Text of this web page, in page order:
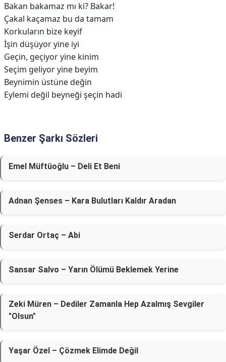
Bakan bakamaz mı ki? Bakar!
Çakal kaçamaz bu da tamam
Korkuların bize keyif
İşin düşüyor yine iyi
Geçin, geçiyor yine kinim
Seçim geliyor yine beyim
Beynimin üstüne değin
Eylemi değil beyneği şeçin hadi
Benzer Şarkı Sözleri
Emel Müftüoğlu – Deli Et Beni
Adnan Şenses – Kara Bulutları Kaldır Aradan
Serdar Ortaç – Abi
Sansar Salvo – Yarın Ölümü Beklemek Yerine
Zeki Müren – Dediler Zamanla Hep Azalmış Sevgiler
"Olsun"
Yaşar Özel – Çözmek Elimde Değil